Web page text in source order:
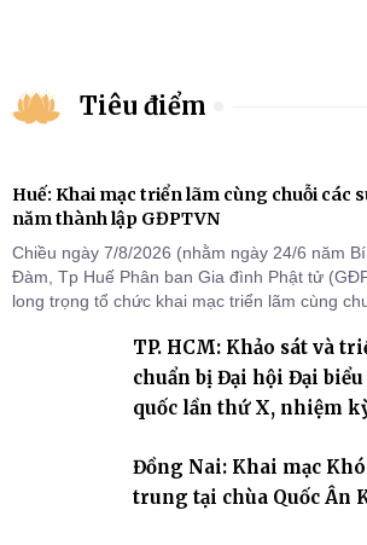
Tiêu điểm
Huế: Khai mạc triển lãm cùng chuỗi các
năm thành lập GĐPTVN
Chiều ngày 7/8/2026 (nhằm ngày 24/6 năm
Đàm, Tp Huế Phân ban Gia đình Phật tử
long trọng tổ chức khai mạc triển lãm cùng
TP. HCM: Khảo sát và
chuẩn bị Đại hội Đại
quốc lần thứ X, nhiệm
Đồng Nai: Khai mạc
trung tại chùa Quốc Ân